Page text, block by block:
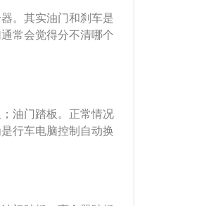
速抬起离合器踏板的
就是要降低发动机飞
。其实油门和刹车是
常会觉得分不清哪个
诉自己几次就能记
盘。长途开车，油门
离合器，都可以用自
板分别置于右脚前
个设计是为了司机的
以脚底蹬地。手动挡
子系统的干预默认为
油门踏板。正常情况
行车电脑控制自动换
动挡的车型没有离合
踏板顺序，是有科学
灵活也有力。所以这